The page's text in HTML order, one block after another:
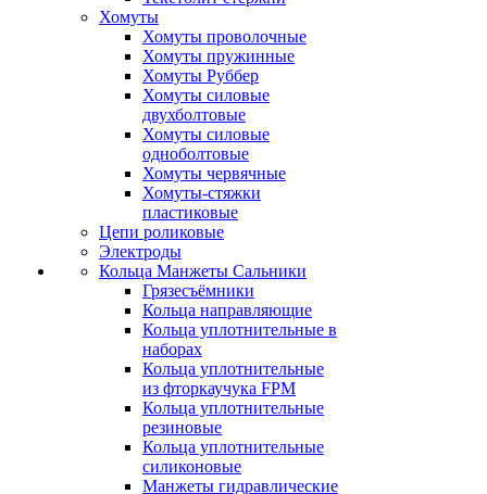
Хомуты
Хомуты проволочные
Хомуты пружинные
Хомуты Руббер
Хомуты силовые
двухболтовые
Хомуты силовые
одноболтовые
Хомуты червячные
Хомуты-стяжки
пластиковые
Цепи роликовые
Электроды
Кольца Манжеты Сальники
Грязесъёмники
Кольца направляющие
Кольца уплотнительные в
наборах
Кольца уплотнительные
из фторкаучука FPM
Кольца уплотнительные
резиновые
Кольца уплотнительные
силиконовые
Манжеты гидравлические